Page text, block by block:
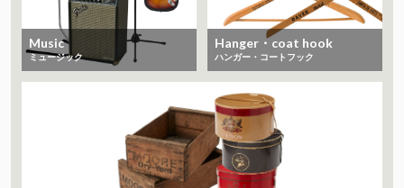
Music
ミュージック
Hanger・coat hook
ハンガー・コートフック